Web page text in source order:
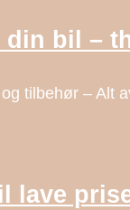
bil –
tilbehør – Alt
lave